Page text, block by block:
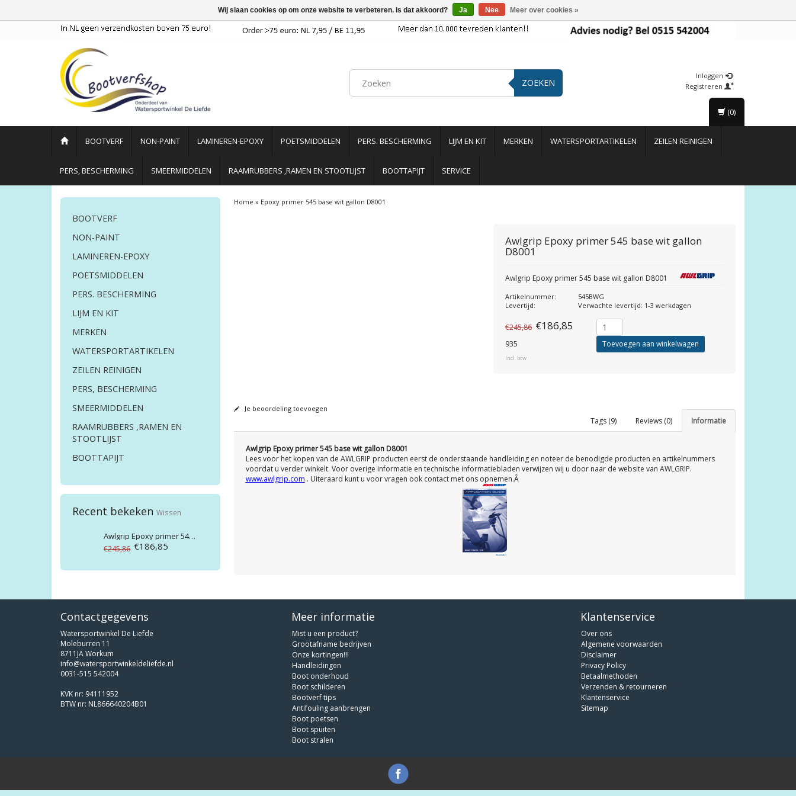
ZOEKEN
Inloggen
Registreren
BOOTVERF NON-PAINT LAMINEREN-EPOXY POETSMIDDELEN PERS. BESCHERMING LIJM EN KIT MERKEN WATERSPORTARTIKELEN ZEILEN REINIGEN
PERS, BESCHERMING SMEERMIDDELEN RAAMRUBBERS ,RAMEN EN STOOTLIJST BOOTTAPIJT SERVICE
(0)
BOOTVERF
NON-PAINT
LAMINEREN-EPOXY
POETSMIDDELEN
PERS. BESCHERMING
LIJM EN KIT
MERKEN
WATERSPORTARTIKELEN
ZEILEN REINIGEN
PERS, BESCHERMING
SMEERMIDDELEN
RAAMRUBBERS ,RAMEN EN
STOOTLIJST
BOOTTAPIJT
Recent bekeken Wissen
Awlgrip Epoxy primer 545 base wit gallon D8001
€245,86 €186,85
Home » Epoxy primer 545 base wit gallon D8001
Awlgrip Epoxy primer 545 base wit gallon
D8001
Awlgrip Epoxy primer 545 base wit gallon D8001
Artikelnummer:
545BWG
Levertijd:
Verwachte levertijd: 1-3 werkdagen
€245,86 €186,85
935
Incl. btw
Toevoegen aan winkelwagen
Je beoordeling toevoegen
Informatie
Reviews (0)
Tags (9)
Awlgrip Epoxy primer 545 base wit gallon D8001
Lees voor het kopen van de AWLGRIP producten eerst de onderstaande handleiding en noteer de benodigde producten en artikelnummers
voordat u verder winkelt. Voor overige informatie en technische informatiebladen verwijzen wij u door naar de website van AWLGRIP.
www.awlgrip.com . Uiteraard kunt u voor vragen ook contact met ons opnemen.Â
Contactgegevens
Watersportwinkel De Liefde
Moleburren 11
8711JA Workum
info@watersportwinkeldeliefde.nl
0031-515 542004
KVK nr: 94111952
BTW nr: NL866640204B01
Meer informatie
Mist u een product?
Grootafname bedrijven
Onze kortingen!!!
Handleidingen
Boot onderhoud
Boot schilderen
Bootverf tips
Antifouling aanbrengen
Boot poetsen
Boot spuiten
Boot stralen
Klantenservice
Over ons
Algemene voorwaarden
Disclaimer
Privacy Policy
Betaalmethoden
Verzenden & retourneren
Klantenservice
Sitemap
Wij slaan cookies op om onze website te verbeteren. Is dat akkoord? Ja Nee Meer over cookies »